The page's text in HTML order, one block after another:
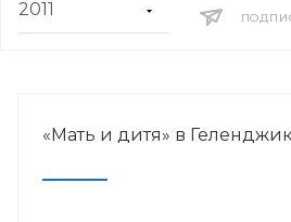
«Мать и дитя» в